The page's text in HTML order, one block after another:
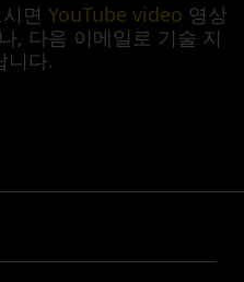
면 YouTube video 영상
, 다음 이메일로 기술 지
니다.